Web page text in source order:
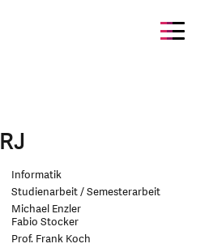
Informatik
Studienarbeit / Semesterarbeit
Michael Enzler
Fabio Stocker
Prof. Frank Koch